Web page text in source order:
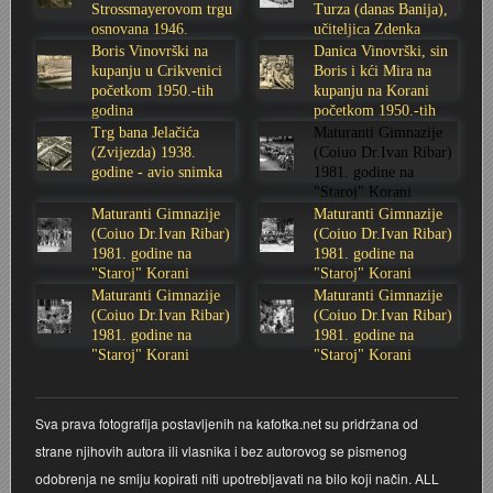
Stoljetna poplava 1939.
Tvornica potkivačkih čavala Mustad-Karlovac
Boksački klub Velebit
Bijelo dugme
Banija - poplava 4. 12. 1966.
Auto cross
AMD Zanatlija
Adamo klub
8. slet Bratstva i jedinstva 13. lipnja 1965. godine
Lovni i ribolovni turizam
Mala scena 1987. - Le Cinema
Mala scena Hrvatskog doma
Marina Perazić, Davor Tolja (Denis&Denis) i Edi
Maturanti Gimnazije 1988. godine
Motocross
NULA
Nepokoreni grad - Trojanski konj (epizoda)
Novogodišnje čestitke
PUNK
Zavjet Petra Grgeca - 1998.
Škola plivanja Patkica
Mimohod 23. kolovoza 1995.
Ekonomska škola - ratne godine
Dubravko Halovanić - Ratne godine
Frizerski salon Gerber (Kopf) - utemeljen 1924.
Gimnazijska i Ekonomska zbornica - Igor Mihelić
INKASATOR
Karlovački fotograf Josip Žunić
Obitelj Klemenčić
Krešimir Botković - RAZGLEDNICE
Krešimir Perušić - Nogomet
KUD REČICA
Mery Berti - karlovačka Žuži
Strossmayerovom trgu
osnovana 1946.
godine
Turza (danas Banija),
učiteljica Zdenka
Sabolić
Boris Vinovrški na
kupanju u Crikvenici
početkom 1950.-tih
godina
Danica Vinovrški, sin
Boris i kći Mira na
kupanju na Korani
početkom 1950.-tih
godina
Trg bana Jelačića
(Zvijezda) 1938.
godine - avio snimka
Maturanti Gimnazije
(Coiuo Dr.Ivan Ribar)
1981. godine na
"Staroj" Korani
Maturanti Gimnazije
(Coiuo Dr.Ivan Ribar)
1981. godine na
"Staroj" Korani
Maturanti Gimnazije
(Coiuo Dr.Ivan Ribar)
1981. godine na
"Staroj" Korani
Maturanti Gimnazije
(Coiuo Dr.Ivan Ribar)
1981. godine na
"Staroj" Korani
Maturanti Gimnazije
(Coiuo Dr.Ivan Ribar)
1981. godine na
"Staroj" Korani
Sva prava fotografija postavljenih na kafotka.net su pridržana od
strane njihovih autora ili vlasnika i bez autorovog se pismenog
odobrenja ne smiju kopirati niti upotrebljavati na bilo koji način. ALL